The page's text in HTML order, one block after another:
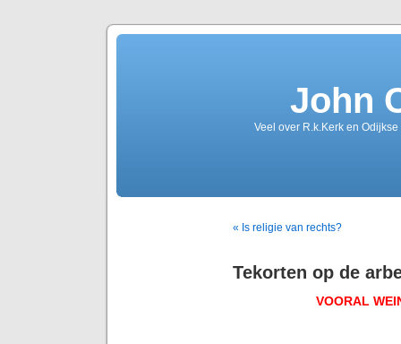
John
Veel over R.k.Kerk en
« Is religie van rechts?
Tekorten op de
VOORAL